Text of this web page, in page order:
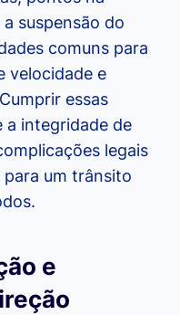
suspensão do
comuns para
velocidade e
essas
a integridade de
legais
um trânsito
e